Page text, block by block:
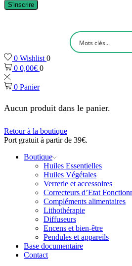
S'inscrire
0 Wishlist0
0 0,00€ 0
0 Panier
Aucun produit dans le panier.
Retour à la boutique
Port gratuit à partir de 39€.
Boutique
Huiles Essentielles
Huiles Végétales
Verrerie et accessoires
Correcteurs d’Etat
Compléments alimentaires
Lithothérapie
Diffuseurs
Encens et bien-être
Pendules et appareils
Base documentaire
Contact